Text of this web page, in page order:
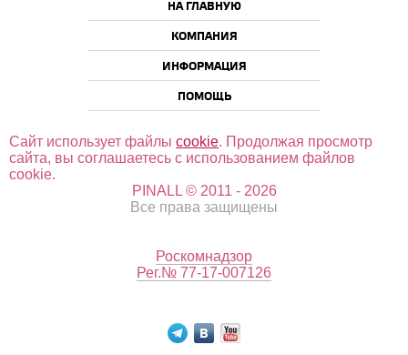
НА ГЛАВНУЮ
КОМПАНИЯ
ИНФОРМАЦИЯ
ПОМОЩЬ
Сайт использует файлы cookie. Продолжая просмотр
сайта, вы соглашаетесь с использованием файлов
cookie.
PINALL © 2011 - 2026
Все права защищены
Роскомнадзор
Рег.№ 77-17-007126